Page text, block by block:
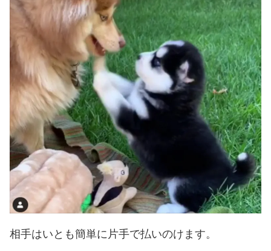
相手はいとも簡単に片手で払いのけます。